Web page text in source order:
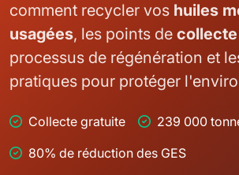
comment recycler vos huiles
usagées, les points de
processus de régénération et
pratiques pour protéger
Collecte gratuite
239 000
80% de réduction des GES